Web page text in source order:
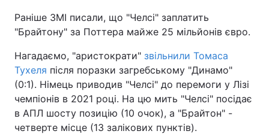
Тема оформлення
Раніше ЗМІ писали, що "Челсі" заплатить
"Брайтону" за Поттера майже 25 мільйонів євро.
Нагадаємо, "аристократи" звільнили Томаса
Тухеля після поразки загребському "Динамо"
(0:1). Німець приводив "Челсі" до перемоги у Лізі
чемпіонів в 2021 році. На цю мить "Челсі" посідає
в АПЛ шосту позицію (10 очок), а "Брайтон" -
четверте місце (13 залікових пунктів).